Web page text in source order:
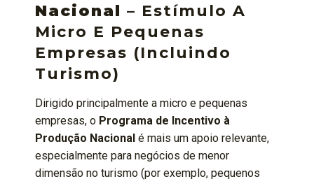
Nacional – Estímulo A
Micro E Pequenas
Empresas (incluindo
Turismo)
Dirigido principalmente a micro e pequenas
empresas, o Programa de Incentivo à
Produção Nacional é mais um apoio relevante,
especialmente para negócios de menor
dimensão no turismo (por exemplo, pequenos